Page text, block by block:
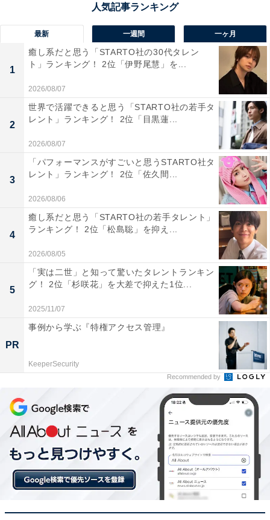
ブナなどの原生林が広がり、10月末ごろから紅葉が始ま
ります。錦秋に染まる景色の中をのんびり歩けば、心も
体もリフレッシュできること間違いなし。また、四万十
川河川敷にある入田ヤナギ自然林では、秋を彩る曼珠沙
華（彼岸花）が咲き、例年9月下旬から10月初旬に見頃
を迎えます。木立の間に点々と広がる赤い花はまるで自
然の絵画のようで、静けさの中で四万十らしい秋の趣を
感じられます。
回答者からは「川の流れと紅葉のコントラストを自分の
目で見てみたい」（50代女性／兵庫県）、「紅葉だけで
もキレイなのに、水がキレイな四万十川に紅葉が写った
り、反射したり、一段と色がましそうです」（50代女性
／和歌山県）、「川と紅葉がとてつもなく綺麗だから」
（30代女性／神奈川県）、「テレビなどで見て綺麗で行
ってみたいと思っていたから」（50代女性／東京都）と
いった声が集まりました。
※回答者からのコメントは原文ママです
この記事の執筆者： 坂上 恵
All About ニュースの編集者。オールアバウトに入社後、SNSトレン
ドにフォーカスした記事執筆やSEOライティングの経験を経て、の
ちにAll About ニュースチームのメンバーに加入。現在は旅行・カル
チャー・エンタメなどを中心に企画編集を担当。東京都出身。居酒
屋巡りとスポーツ観戦が生きがい。
...続きを読む
次ページ 13位までのランキング結果を見る
最新 一週間 一ヶ月
1
癒し系だと思う「STARTO社の30代タレン
ト」ランキング！ 2位「伊野尾慧」を...
2026/08/07
2
世界で活躍できると思う「STARTO社の若手タ
レント」ランキング！ 2位「目黒蓮...
2026/08/07
3
「パフォーマンスがすごいと思うSTARTO社タ
レント」ランキング！ 2位「佐久間...
2026/08/06
4
癒し系だと思う「STARTO社の若手タレント」
ランキング！ 2位「松島聡」を抑え...
2026/08/05
5
「実は二世」と知って驚いたタレントランキン
グ！ 2位「杉咲花」を大差で抑えた1位...
2025/11/07
PR
事例から学ぶ『特権アクセス管理』
KeeperSecurity
Recommended by